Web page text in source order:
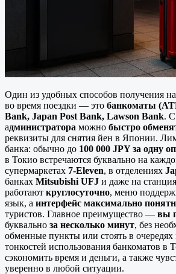
Один из удобных способов получения
во время поездки — это банкоматы
Bank, Japan Post Bank, Lawson Bank.
администратора можно быстро
реквизиты для снятия йен в Японии.
банка: обычно до 100 000 JPY за одну
в Токио встречаются буквально на
супермаркетах 7-Eleven, в отделениях
банках Mitsubishi UFJ и даже на
работают круглосуточно, меню
язык, а интерфейс максимально
туристов. Главное преимущество — вы
буквально за несколько минут, без
обменные пункты или стоять в очередях
тонкостей использования банкоматов в
сэкономить время и деньги, а также
уверенно в любой ситуации.